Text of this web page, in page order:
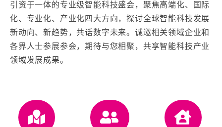
引资于一体的专业级智能科技盛会，聚焦高端化、国际
化、专业化、产业化四大方向，探讨全球智能科技发展
新动向、新趋势，共话数字未来。诚邀相关领域企业和
各界人士参展参会，期待与您相聚，共享智能科技产业
领域发展成果。